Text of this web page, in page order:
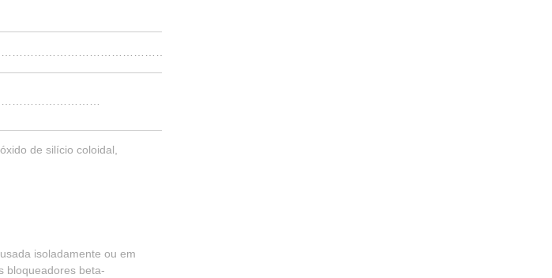
de silício coloidal,
isoladamente ou em
bloqueadores beta-